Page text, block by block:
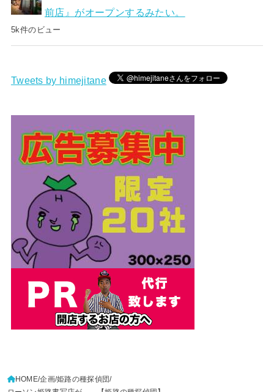
前店』がオープンするみたい。
5k件のビュー
Tweets by himejitane
HOME 企画 姫路の種探偵団